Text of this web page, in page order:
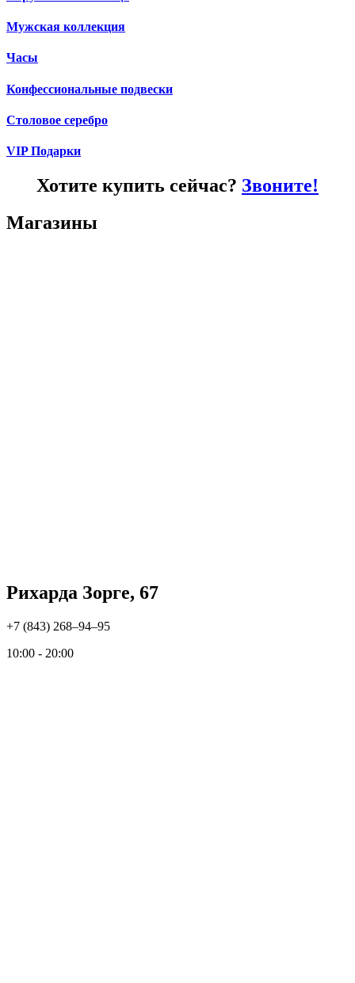
Мужская коллекция
Часы
Конфессиональные подвески
Столовое серебро
VIP Подарки
Хотите купить сейчас? Звоните!
Магазины
Рихарда Зорге, 67
+7 (843) 268‒94‒95
10:00 - 20:00